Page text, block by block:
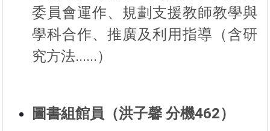
委員會運作、規劃支援教師教學與
學科合作、推廣及利用指導（含研
究方法......）
圖書組館員（洪子馨 分機462）